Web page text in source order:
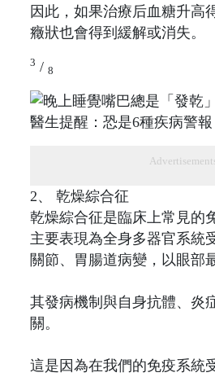
因此，如果治療后血糖升高
癥狀也會得到緩解或消失。
3 / 8
2、 乾燥綜合征
乾燥綜合征是臨床上常見的
主要表現為全身多器官系統
關節、胃腸道病變，以眼部
其發病機制與自身抗體、炎
關。
這是因為在我們的免疫系統